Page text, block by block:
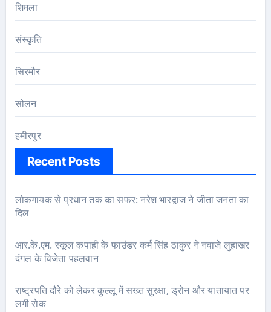
शिमला
संस्कृति
सिरमौर
सोलन
हमीरपुर
Recent Posts
लोकगायक से प्रधान तक का सफर: नरेश भारद्वाज ने जीता जनता का
दिल
आर.के.एम. स्कूल कपाही के फाउंडर कर्म सिंह ठाकुर ने नवाजे लुहाखर
दंगल के विजेता पहलवान
राष्ट्रपति दौरे को लेकर कुल्लू में सख्त सुरक्षा, ड्रोन और यातायात पर
लगी रोक